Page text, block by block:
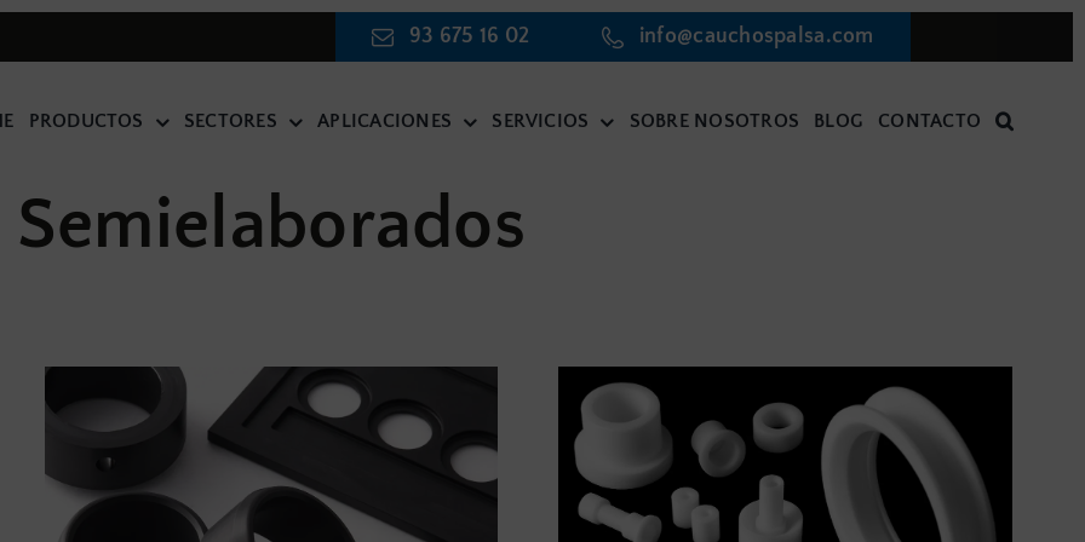
93 675 16 02 info@cauchospalsa.com
PRODUCTOS
TÉCNICAS MATERIA PRIMA JUNTAS TÓRICAS
SECTORES APLICACIONES SERVICIOS SOBRE NOSOTROS BLOG CONTACTO
Semielaborados